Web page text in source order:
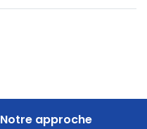
Notre approche